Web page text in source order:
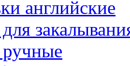
английские